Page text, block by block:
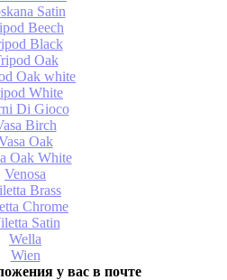
Satin
Beech
Black
Oak
Oak white
White
Di Gioco
Birch
Oak
Oak White
Venosa
Brass
Chrome
Satin
Wella
Wien
у вас в почте